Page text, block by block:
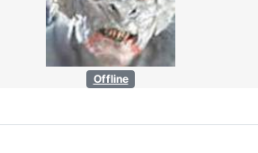
Offline